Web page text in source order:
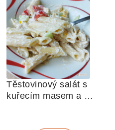
Těstovinový salát s
kuřecím masem a